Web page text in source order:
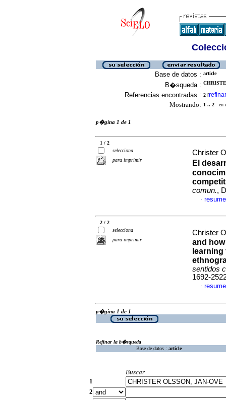
Base de datos : article
B�squeda :
Referencias encontradas : 2 [refinar
Mostrando: 1 .. 2 en
p�gina 1 de 1
1 / 2
selecciona
para imprimir
Christer
El
comun.,
·
2 / 2
selecciona
para imprimir
Christer
and
sentidos
1692-
·
p�gina 1 de 1
Refinar la b�squeda
Base de datos : article
Buscar
1
2